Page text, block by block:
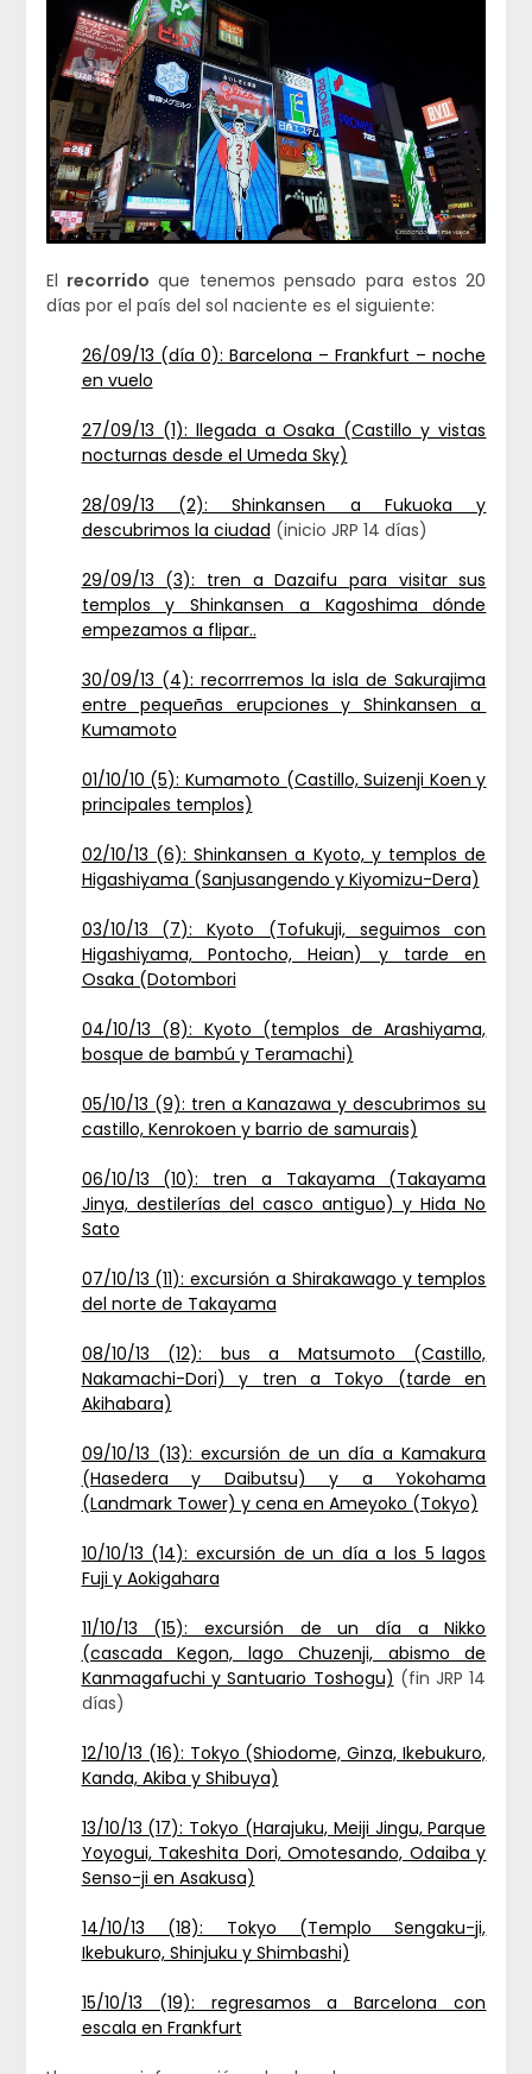
El recorrido que tenemos pensado para estos 20
días por el país del sol naciente es el siguiente:
26/09/13 (día 0): Barcelona – Frankfurt – noche
en vuelo
27/09/13 (1): llegada a Osaka (Castillo y vistas
nocturnas desde el Umeda Sky)
28/09/13 (2): Shinkansen a Fukuoka y
descubrimos la ciudad (inicio JRP 14 días)
29/09/13 (3): tren a Dazaifu para visitar sus
templos y Shinkansen a Kagoshima dónde
empezamos a flipar..
30/09/13 (4): recorrremos la isla de Sakurajima
entre pequeñas erupciones y Shinkansen a
Kumamoto
01/10/10 (5): Kumamoto (Castillo, Suizenji Koen y
principales templos)
02/10/13 (6): Shinkansen a Kyoto, y templos de
Higashiyama (Sanjusangendo y Kiyomizu-Dera)
03/10/13 (7): Kyoto (Tofukuji, seguimos con
Higashiyama, Pontocho, Heian) y tarde en
Osaka (Dotombori
04/10/13 (8): Kyoto (templos de Arashiyama,
bosque de bambú y Teramachi)
05/10/13 (9): tren a Kanazawa y descubrimos su
castillo, Kenrokoen y barrio de samurais)
06/10/13 (10): tren a Takayama (Takayama
Jinya, destilerías del casco antiguo) y Hida No
Sato
07/10/13 (11): excursión a Shirakawago y templos
del norte de Takayama
08/10/13 (12): bus a Matsumoto (Castillo,
Nakamachi-Dori) y tren a Tokyo (tarde en
Akihabara)
09/10/13 (13): excursión de un día a Kamakura
(Hasedera y Daibutsu) y a Yokohama
(Landmark Tower) y cena en Ameyoko (Tokyo)
10/10/13 (14): excursión de un día a los 5 lagos
Fuji y Aokigahara
11/10/13 (15): excursión de un día a Nikko
(cascada Kegon, lago Chuzenji, abismo de
Kanmagafuchi y Santuario Toshogu) (fin JRP 14
días)
12/10/13 (16): Tokyo (Shiodome, Ginza, Ikebukuro,
Kanda, Akiba y Shibuya)
13/10/13 (17): Tokyo (Harajuku, Meiji Jingu, Parque
Yoyogui, Takeshita Dori, Omotesando, Odaiba y
Senso-ji en Asakusa)
14/10/13 (18): Tokyo (Templo Sengaku-ji,
Ikebukuro, Shinjuku y Shimbashi)
15/10/13 (19): regresamos a Barcelona con
escala en Frankfurt